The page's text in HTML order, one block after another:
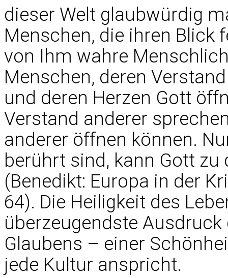
dieser Welt glaubwürdig
Menschen, die ihren Blick
von Ihm wahre
Menschen, deren
und deren Herzen Gott
Verstand anderer
anderer öffnen können.
berührt sind, kann Gott zu
(Benedikt: Europa in der
64). Die Heiligkeit des
überzeugendste
Glaubens – einer
jede Kultur anspricht.